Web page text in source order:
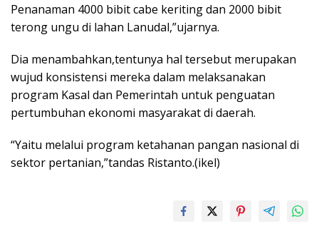
Penanaman 4000 bibit cabe keriting dan 2000 bibit
terong ungu di lahan Lanudal,”ujarnya.
Dia menambahkan,tentunya hal tersebut merupakan
wujud konsistensi mereka dalam melaksanakan
program Kasal dan Pemerintah untuk penguatan
pertumbuhan ekonomi masyarakat di daerah.
“Yaitu melalui program ketahanan pangan nasional di
sektor pertanian,”tandas Ristanto.(ikel)